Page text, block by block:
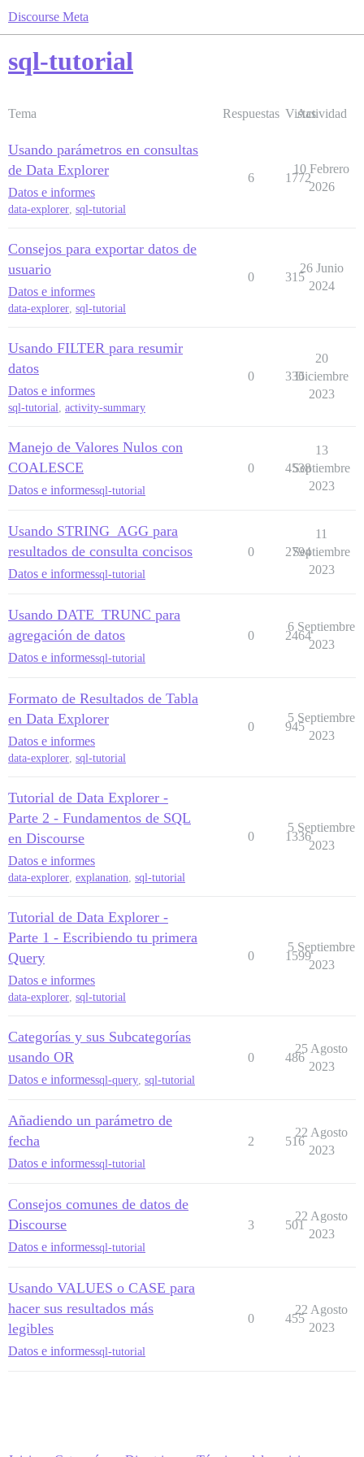
Discourse Meta
sql-tutorial
Tema Respuestas Vistas
Actividad
Usando parámetros en consultas
de Data Explorer
Datos e informes
data-explorer, sql-tutorial
6 1772
10 Febrero
2026
Consejos para exportar datos de
usuario
Datos e informes
data-explorer, sql-tutorial
0 315
26 Junio
2024
Usando FILTER para resumir
datos
Datos e informes
sql-tutorial, activity-summary
0 336
20
Diciembre
2023
Manejo de Valores Nulos con
COALESCE
Datos e informessql-tutorial
0 4538
13
Septiembre
2023
Usando STRING_AGG para
resultados de consulta concisos
Datos e informessql-tutorial
0 2794
11
Septiembre
2023
Usando DATE_TRUNC para
agregación de datos
Datos e informessql-tutorial
0 2464
6 Septiembre
2023
Formato de Resultados de Tabla
en Data Explorer
Datos e informes
data-explorer, sql-tutorial
0 945
5 Septiembre
2023
Tutorial de Data Explorer -
Parte 2 - Fundamentos de SQL
en Discourse
Datos e informes
data-explorer, explanation, sql-tutorial
0 1336
5 Septiembre
2023
Tutorial de Data Explorer -
Parte 1 - Escribiendo tu primera
Query
Datos e informes
data-explorer, sql-tutorial
0 1599
5 Septiembre
2023
Categorías y sus Subcategorías
usando OR
Datos e informessql-query sql-tutorial
0 486
25 Agosto
2023
Añadiendo un parámetro de
fecha
Datos e informessql-tutorial
2 516
22 Agosto
2023
Consejos comunes de datos de
Discourse
Datos e informessql-tutorial
3 501
22 Agosto
2023
Usando VALUES o CASE para
hacer sus resultados más
legibles
Datos e informessql-tutorial
0 455
22 Agosto
2023